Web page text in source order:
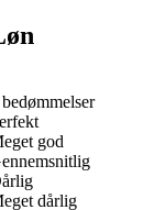
god
dårlig